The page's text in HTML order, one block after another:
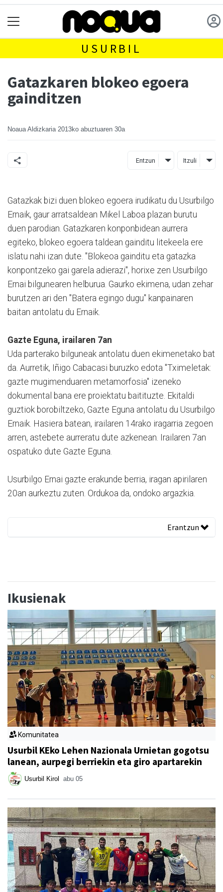
USURBIL
Gatazkaren blokeo egoera
gainditzen
Noaua Aldizkaria 2013ko abuztuaren 30a
Entzun Itzuli
Gatazkak bizi duen blokeo egoera irudikatu du Usurbilgo
Ernaik, gaur arratsaldean Mikel Laboa plazan burutu
duen parodian. Gatazkaren konponbidean aurrera
egiteko, blokeo egoera taldean gainditu litekeela ere
islatu nahi izan dute. "Blokeoa gainditu eta gatazka
konpontzeko gai garela adierazi", horixe zen Usurbilgo
Ernai bilgunearen helburua. Gaurko ekimena, udan zehar
burutzen ari den "Batera egingo dugu" kanpainaren
baitan antolatu du Ernaik.
Gazte Eguna, irailaren 7an
Uda parterako bilguneak antolatu duen ekimenetako bat
da. Aurretik, Iñigo Cabacasi buruzko edota "Tximeletak:
gazte mugimenduaren metamorfosia" izeneko
dokumental bana ere proiektatu baitituzte. Ekitaldi
guztiok borobiltzeko, Gazte Eguna antolatu du Usurbilgo
Ernaik. Hasiera batean, irailaren 14rako iragarria zegoen
arren, astebete aurreratu dute azkenean. Irailaren 7an
ospatuko dute Gazte Eguna.
Usurbilgo Ernai gazte erakunde berria, iragan apirilaren
20an aurkeztu zuten. Ordukoa da, ondoko argazkia.
Erantzun
Ikusienak
Komunitatea
Usurbil KEko Lehen Nazionala Urnietan gogotsu
lanean, aurpegi berriekin eta giro apartarekin
Usurbil Kirol abu 05